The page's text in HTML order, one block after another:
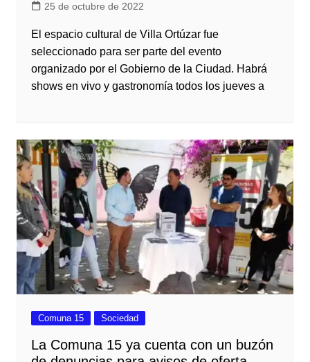
25 de octubre de 2022
El espacio cultural de Villa Ortúzar fue
seleccionado para ser parte del evento
organizado por el Gobierno de la Ciudad. Habrá
shows en vivo y gastronomía todos los jueves a
Comuna 15 Sociedad
La Comuna 15 ya cuenta con un buzón